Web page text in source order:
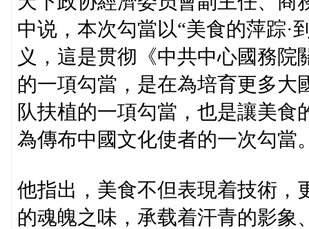
中说，本次勾當以“美食的萍踪·
义，這是贯彻《中共中心國務
的一項勾當，是在為培育更多大
队扶植的一項勾當，也是讓美
為傳布中國文化使者的一次勾當
他指出，美食不但表現着技術，
的魂魄之味，承载着汗青的影象